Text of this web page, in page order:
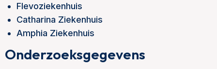
Flevoziekenhuis
Catharina Ziekenhuis
Amphia Ziekenhuis
Onderzoeksgegevens